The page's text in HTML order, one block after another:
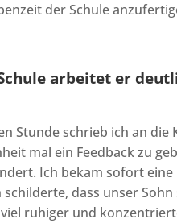
der Schule
arbeitet er
Stunde schrieb ich an
mal ein Feedback zu
Ich bekam sofort
dass unser
ruhiger und